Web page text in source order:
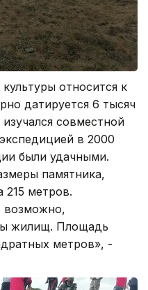
относится к
датируется 6 тысяч
совместной
в 2000
были удачными.
памятника,
215 метров.
возможно,
жилищ. Площадь
метров», -